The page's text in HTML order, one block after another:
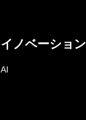
イノベーション
AI